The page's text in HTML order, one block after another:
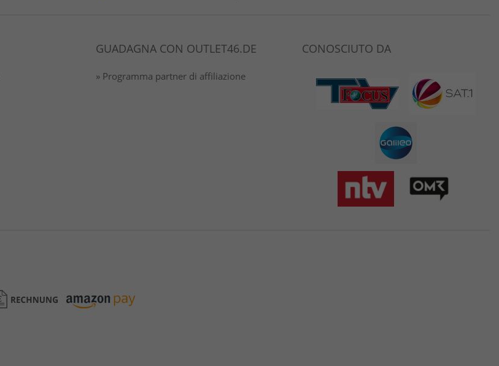
GUADAGNA CON OUTLET46.DE
» Programma partner di affiliazione
CONOSCIUTO DA